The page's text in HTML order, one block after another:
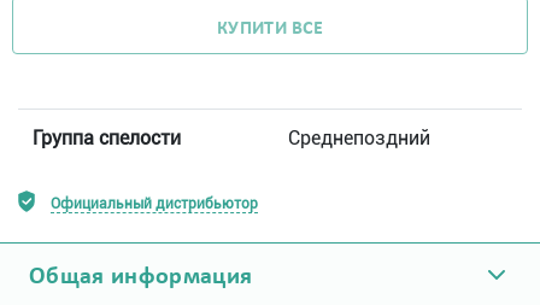
КУПИТИ ВСЕ
Группа спелости Среднепоздний
Официальный дистрибьютор
Общая информация